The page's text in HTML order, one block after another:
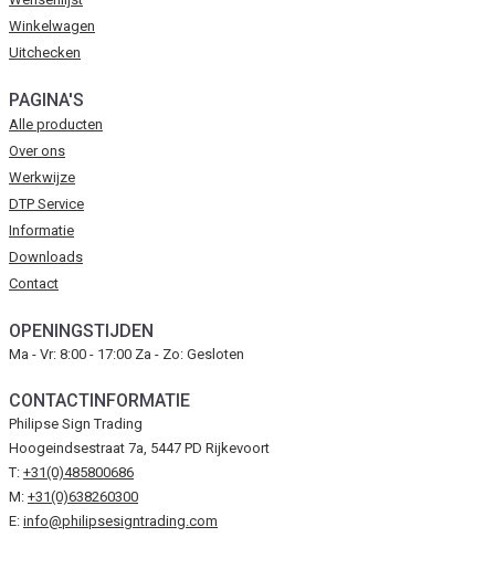
Winkelwagen
Uitchecken
PAGINA'S
Alle producten
Over ons
Werkwijze
DTP Service
Informatie
Downloads
Contact
OPENINGSTIJDEN
Ma - Vr: 8:00 - 17:00 Za - Zo: Gesloten
CONTACTINFORMATIE
Philipse Sign Trading
Hoogeindsestraat 7a, 5447 PD Rijkevoort
T: +31(0)485800686
M: +31(0)638260300
E: info@philipsesigntrading.com